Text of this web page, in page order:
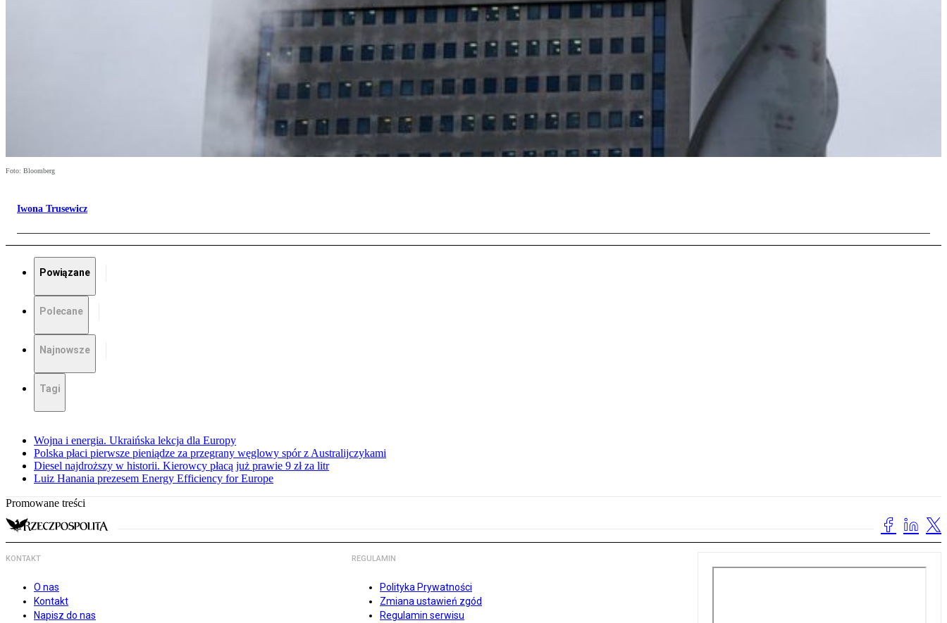
Foto: Bloomberg
Iwona Trusewicz
Powiązane
Polecane
Najnowsze
Tagi
Wojna i energia. Ukraińska lekcja dla Europy
Polska płaci pierwsze pieniądze za przegrany węglowy spór z Australijczykami
Diesel najdroższy w historii. Kierowcy płacą już prawie 9 zł za litr
Luiz Hanania prezesem Energy Efficiency for Europe
Promowane treści
KONTAKT
O nas
Kontakt
Napisz do nas
REGULAMIN
Polityka Prywatności
Zmiana ustawień zgód
Regulamin serwisu